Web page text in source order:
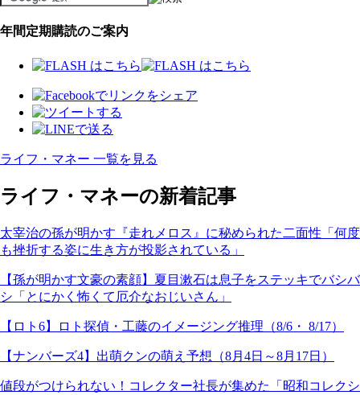
年間定期購読のご案内
ライフ・マネー 一覧を見る
ライフ・マネーの新着記事
太宰治の孫が明かす『走れメロス』に秘められた二面性「何度
も挫折する姿に生き方が投影されている」
【孫が明かす文豪の素顔】夏目漱石は息子をステッキでバシバ
シ「とにかく怖くて厄介なおじいさん」
【ロト6】ロト探偵・工藤のイメージング推理（8/6・ 8/17）
【ナンバーズ4】出萌クンの萌え予想（8月4日～8月17日）
値段がつけられない！コレクター社長が集めた「昭和コレクシ